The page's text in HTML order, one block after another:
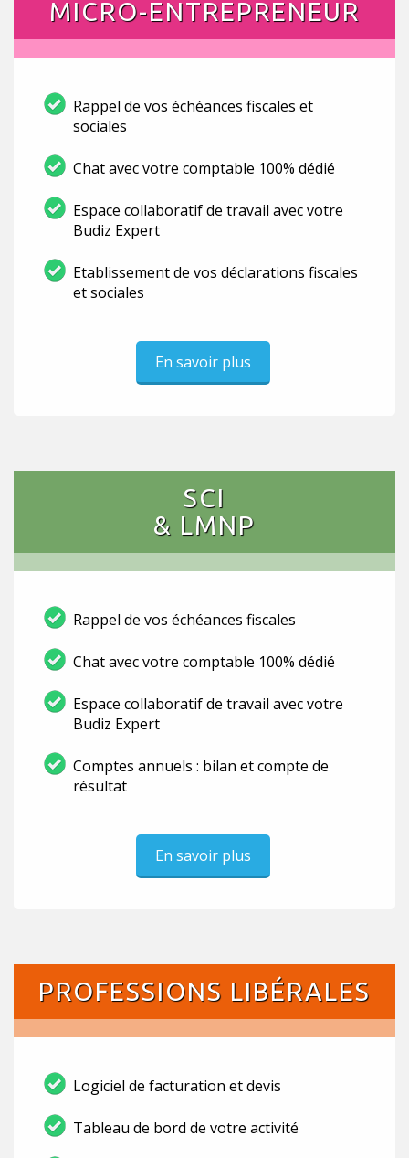
MICRO-ENTREPRENEUR
Rappel de vos échéances fiscales et
sociales
Chat avec votre comptable 100% dédié
Espace collaboratif de travail avec votre
Budiz Expert
Etablissement de vos déclarations fiscales
et sociales
En savoir plus
SCI
& LMNP
Rappel de vos échéances fiscales
Chat avec votre comptable 100% dédié
Espace collaboratif de travail avec votre
Budiz Expert
Comptes annuels : bilan et compte de
résultat
En savoir plus
PROFESSIONS LIBÉRALES
Logiciel de facturation et devis
Tableau de bord de votre activité